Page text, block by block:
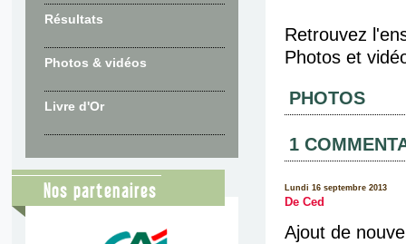
Résultats
Photos & vidéos
Livre d'Or
Nos partenaires
Retrouvez
Photos et
PHOTOS
1
Lundi 16 septembre 2013
De Ced
Ajout de